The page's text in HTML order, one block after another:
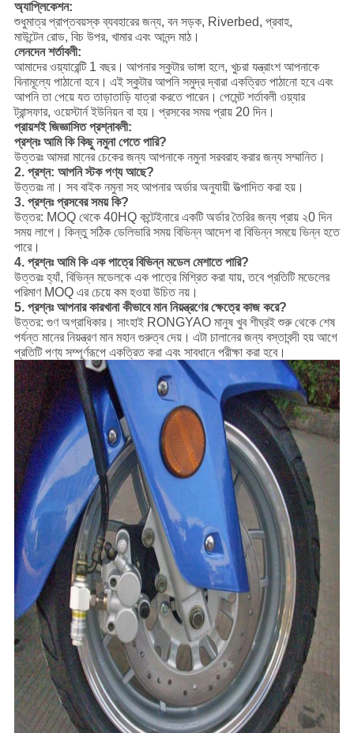
অ্যাপ্লিকেশন:
শুধুমাত্র প্রাপ্তবয়স্ক ব্যবহারের জন্য, বন সড়ক, Riverbed, প্রবাহ,
মাউন্টেন রোড, বিচ উপর, খামার এবং আনন্দ মাঠ।
লেনদেন শর্তাবলী:
আমাদের ওয়্যারেন্টি 1 বছর। আপনার স্কুটার ভাঙ্গা হলে, খুচরা যন্ত্রাংশ আপনাকে
বিনামূল্যে পাঠানো হবে। এই স্কুটার আপনি সমুদ্র দ্বারা একত্রিত পাঠানো হবে এবং
আপনি তা পেয়ে যত তাড়াতাড়ি যাত্রা করতে পারেন। পেমেন্ট শর্তাবলী ওয়্যার
ট্রান্সফার, ওয়েস্টার্ন ইউনিয়ন বা হয়। প্রসবের সময় প্রায় 20 দিন।
প্রায়শই জিজ্ঞাসিত প্রশ্নাবলী:
প্রশ্নঃ আমি কি কিছু নমুনা পেতে পারি?
উত্তরঃ আমরা মানের চেকের জন্য আপনাকে নমুনা সরবরাহ করার জন্য সম্মানিত।
2. প্রশ্ন: আপনি স্টক পণ্য আছে?
উত্তরঃ না। সব বাইক নমুনা সহ আপনার অর্ডার অনুযায়ী উত্পাদিত করা হয়।
3. প্রশ্নঃ প্রসবের সময় কি?
উত্তর: MOQ থেকে 40HQ কন্টেইনারে একটি অর্ডার তৈরির জন্য প্রায় ২0 দিন
সময় লাগে। কিন্তু সঠিক ডেলিভারি সময় বিভিন্ন আদেশ বা বিভিন্ন সময়ে ভিন্ন হতে
পারে।
4. প্রশ্নঃ আমি কি এক পাত্রে বিভিন্ন মডেল মেশাতে পারি?
উত্তরঃ হ্যাঁ, বিভিন্ন মডেলকে এক পাত্রে মিশ্রিত করা যায়, তবে প্রতিটি মডেলের
পরিমাণ MOQ এর চেয়ে কম হওয়া উচিত নয়।
5. প্রশ্নঃ আপনার কারখানা কীভাবে মান নিয়ন্ত্রণের ক্ষেত্রে কাজ করে?
উত্তর: গুণ অগ্রাধিকার। সাংহাই RONGYAO মানুষ খুব শীঘ্রই শুরু থেকে শেষ
পর্যন্ত মানের নিয়ন্ত্রণ মান মহান গুরুত্ব দেয়। এটা চালানের জন্য বস্তাবন্দী হয় আগে
প্রতিটি পণ্য সম্পূর্ণরূপে একত্রিত করা এবং সাবধানে পরীক্ষা করা হবে।